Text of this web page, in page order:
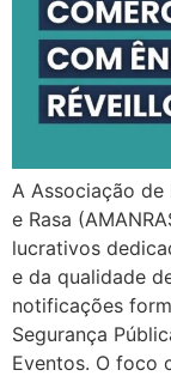
A Associação de
e Rasa
lucrativos
e da qualidade
notificações
Segurança
Eventos. O foco